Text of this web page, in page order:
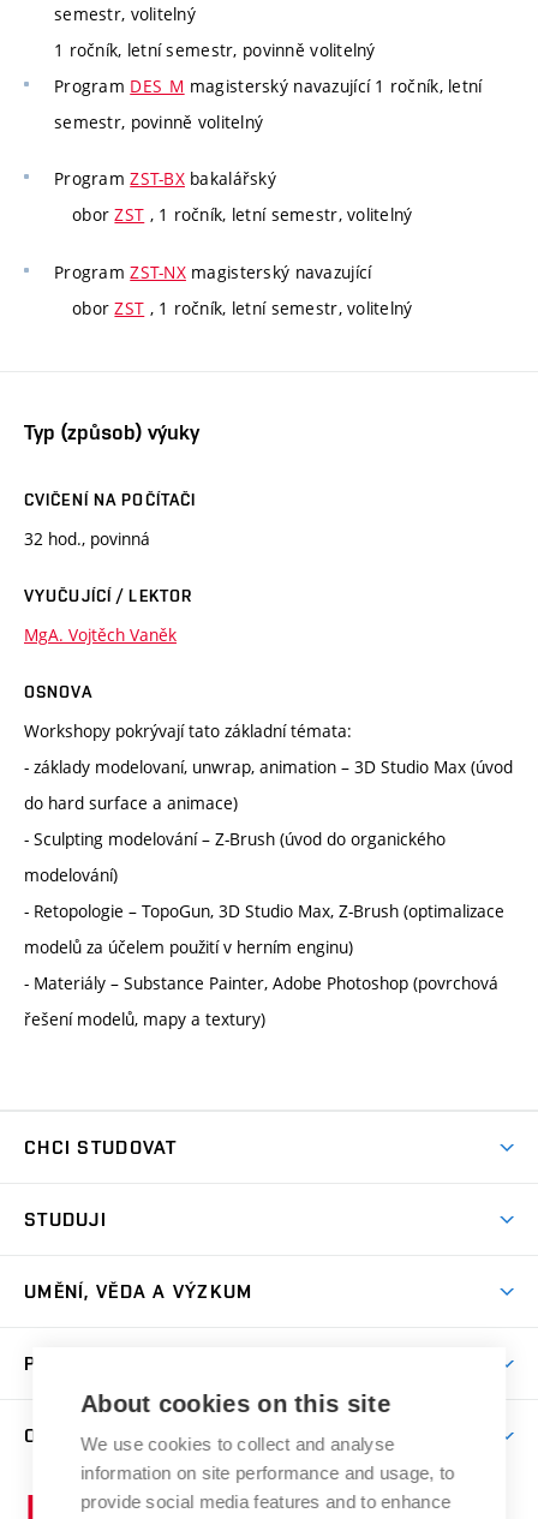
semestr, volitelný
1 ročník, letní semestr, povinně volitelný
Program DES_M magisterský navazující 1 ročník, letní
semestr, povinně volitelný
ProgramZST-BXbakalářský
oborZST , 1 ročník, letní semestr, volitelný
ProgramZST-NXmagisterský navazující
oborZST , 1 ročník, letní semestr, volitelný
Typ (způsob) výuky
CVIČENÍ NA POČÍTAČI
32 hod., povinná
VYUČUJÍCÍ / LEKTOR
MgA. Vojtěch Vaněk
OSNOVA
Workshopy pokrývají tato základní témata:
- základy modelovaní, unwrap, animation – 3D Studio Max (úvod
do hard surface a animace)
- Sculpting modelování – Z-Brush (úvod do organického
modelování)
- Retopologie – TopoGun, 3D Studio Max, Z-Brush (optimalizace
modelů za účelem použití v herním enginu)
- Materiály – Substance Painter, Adobe Photoshop (povrchová
řešení modelů, mapy a textury)
CHCI STUDOVAT
Přijímačky
Dny otevřených dveří
Přípravné kurzy
Studium bez bariér
Katedra teorií a dějin umění
Kabinety a dílny
STUDUJI
Časový plán studia
Studijní předpisy a formuláře
Studium a stáže v zahraničí
Rezidenční pobyty
UMĚNÍ, VĚDA A VÝZKUM
Publikační činnost
Projekty
Výstavy
PRO VEŘEJNOST
Letní školy a semestrální kurzy
Nakladatelská a vydavatelská činnost
Research Catalogue
O FAKULTĚ
Aktuality
Vysoké
About cookies on this site
We use cookies to collect and analyse
information on site performance and usage, to
provide social media features and to enhance